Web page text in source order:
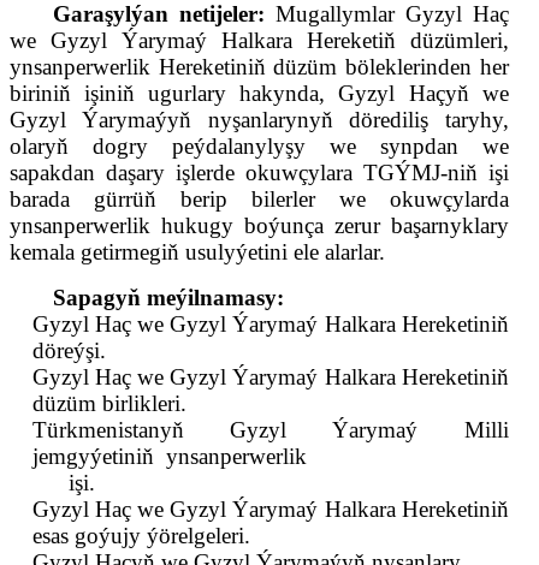
Garaşylýan netijeler: Mugallymlar Gyzyl Haç
we Gyzyl Ýarymaý Halkara Hereketiň düzümleri,
ynsanperwerlik Hereketiniň düzüm böleklerinden her
biriniň işiniň ugurlary hakynda, Gyzyl Haçyň we
Gyzyl Ýarymaýyň nyşanlarynyň dörediliş taryhy,
olaryň dogry peýdalanylyşy we synpdan we
sapakdan daşary işlerde okuwçylara TGÝMJ-niň işi
barada gürrüň berip bilerler we okuwçylarda
ynsanperwerlik hukugy boýunça zerur başarnyklary
kemala getirmegiň usulyýetini ele alarlar.
Sapagyň meýilnamasy:
Gyzyl Haç we Gyzyl Ýarymaý Halkara Hereketiniň
döreýşi.
Gyzyl Haç we Gyzyl Ýarymaý Halkara Hereketiniň
düzüm birlikleri.
Türkmenistanyň Gyzyl Ýarymaý Milli
jemgyýetiniň ynsanperwerlik
işi.
Gyzyl Haç we Gyzyl Ýarymaý Halkara Hereketiniň
esas goýujy ýörelgeleri.